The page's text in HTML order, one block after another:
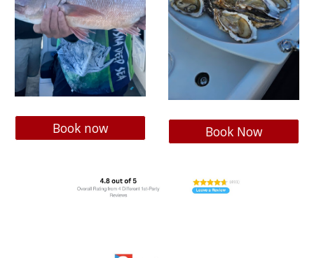
Book now Book Now